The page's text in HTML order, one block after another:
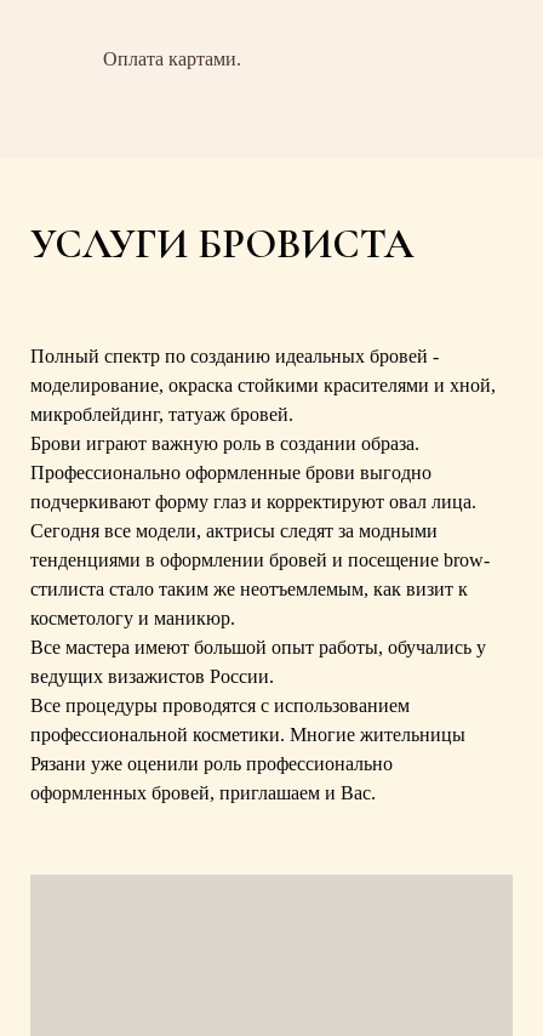
Оплата картами.
УСЛУГИ БРОВИСТА
Полный спектр по созданию идеальных бровей -
моделирование, окраска стойкими красителями и хной,
микроблейдинг, татуаж бровей.
Брови играют важную роль в создании образа.
Профессионально оформленные брови выгодно
подчеркивают форму глаз и корректируют овал лица.
Сегодня все модели, актрисы следят за модными
тенденциями в оформлении бровей и посещение brow-
стилиста стало таким же неотъемлемым, как визит к
косметологу и маникюр.
Все мастера имеют большой опыт работы, обучались у
ведущих визажистов России.
Все процедуры проводятся с использованием
профессиональной косметики. Многие жительницы
Рязани уже оценили роль профессионально
оформленных бровей, приглашаем и Вас.